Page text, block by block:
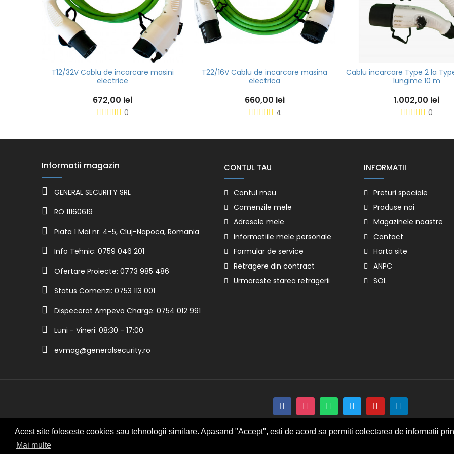
Acest site foloseste cookies sau tehnologii similare. Apasand "Accept", esti de acord sa permiti colectarea de informatii
Mai multe
T12/32V Cablu de incarcare masini
electrice
672,00 lei
0
T22/16V Cablu de incarcare masina
electrica
660,00 lei
4
Cablu incarcare Type 2 la
lungime 10 m
1.002,00 lei
0
Informatii magazin
GENERAL SECURITY SRL
RO 11160619
Piata 1 Mai nr. 4-5, Cluj-Napoca, Romania
Info Tehnic: 0759 046 201
Ofertare Proiecte: 0773 985 486
Status Comenzi: 0753 113 001
Dispecerat Ampevo Charge: 0754 012 991
Luni - Vineri: 08:30 - 17:00
evmag@generalsecurity.ro
CONTUL TAU
Contul meu
Comenzile mele
Adresele mele
Informatiile mele personale
Formular de service
Retragere din contract
Urmareste starea retragerii
INFORMATII
Preturi speciale
Produse noi
Magazinele noastre
Contact
Harta site
ANPC
SOL